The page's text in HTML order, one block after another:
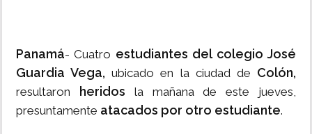
Panamá- Cuatro estudiantes del colegio José
Guardia Vega, ubicado en la ciudad de Colón,
resultaron heridos la mañana de este jueves,
presuntamente atacados por otro estudiante.